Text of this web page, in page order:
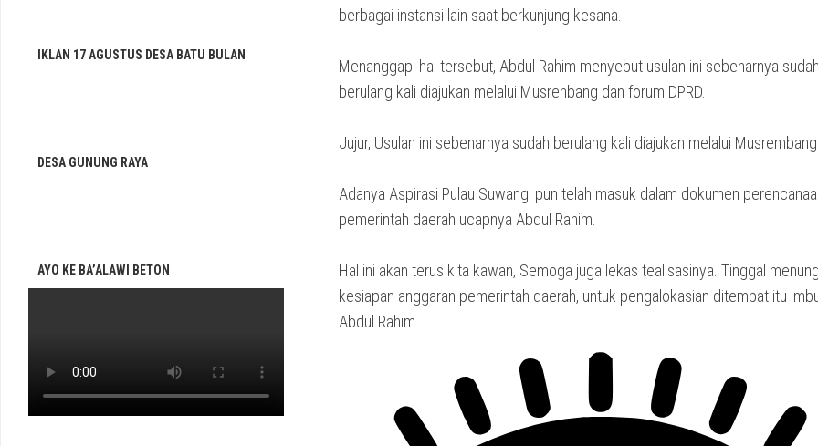
berbagai instansi lain saat berkunjung kesana.
Menanggapi hal tersebut, Abdul Rahim menyebut usulan ini sebenarnya
berulang kali diajukan melalui Musrenbang dan forum DPRD.
Jujur, Usulan ini sebenarnya sudah berulang kali diajukan melalui
Adanya Aspirasi Pulau Suwangi pun telah masuk dalam dokumen
pemerintah daerah ucapnya Abdul Rahim.
Hal ini akan terus kita kawan, Semoga juga lekas tealisasinya. Tinggal
kesiapan anggaran pemerintah daerah, untuk pengalokasian ditempat itu
Abdul Rahim.
IKLAN 17 AGUSTUS DESA BATU BULAN
DESA GUNUNG RAYA
AYO KE BA’ALAWI BETON